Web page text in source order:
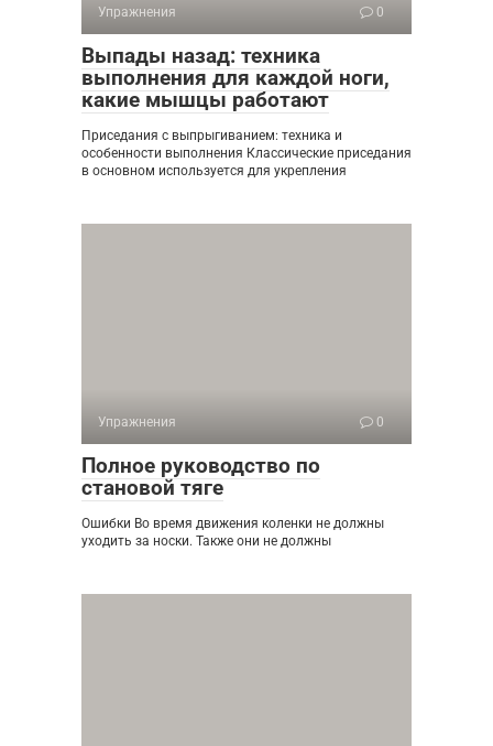
Упражнения 0
Выпады назад: техника
выполнения для каждой ноги,
какие мышцы работают
Приседания с выпрыгиванием: техника и
особенности выполнения Классические приседания
в основном используется для укрепления
Упражнения 0
Полное руководство по
становой тяге
Ошибки Во время движения коленки не должны
уходить за носки. Также они не должны